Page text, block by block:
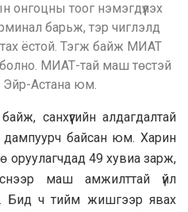
тоог нэмэгдүүлэх
барьж, тэр чиглэлд
ёстой. Тэгж байж МИАТ
болно. МИАТ-тай маш төстэй
Астана юм.
санхүүгийн алдагдалтай
байсан юм. Харин
оруулагчдад 49 хувиа зарж,
маш амжилттай үйл
Бид ч тийм жишгээр явах